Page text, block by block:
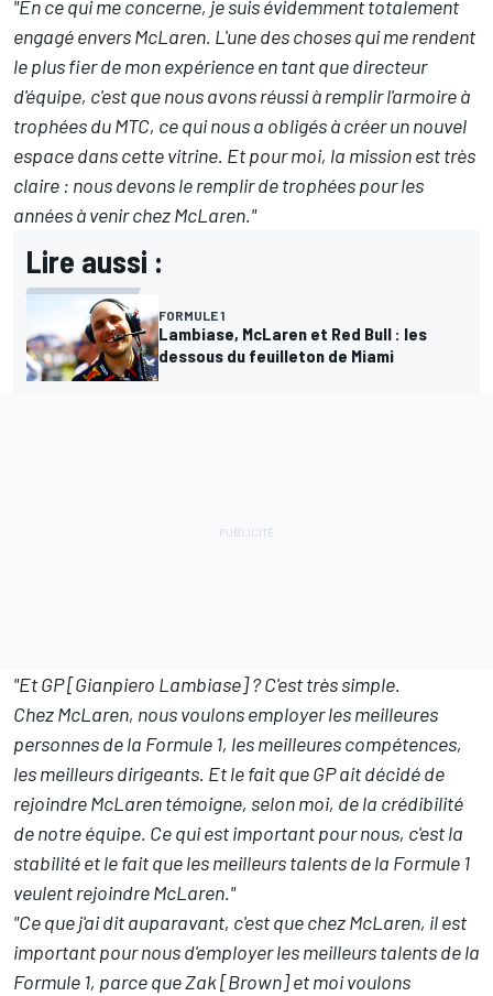
"En ce qui me concerne, je suis évidemment totalement
engagé envers McLaren. L'une des choses qui me rendent
le plus fier de mon expérience en tant que directeur
d'équipe, c'est que nous avons réussi à remplir l'armoire à
trophées du MTC, ce qui nous a obligés à créer un nouvel
espace dans cette vitrine. Et pour moi, la mission est très
claire : nous devons le remplir de trophées pour les
années à venir chez McLaren."
Lire aussi :
FORMULE 1
Lambiase, McLaren et Red Bull : les
dessous du feuilleton de Miami
"Et GP [Gianpiero Lambiase]? C'est très simple.
Chez McLaren, nous voulons employer les meilleures
personnes de la Formule 1, les meilleures compétences,
les meilleurs dirigeants. Et le fait que GP ait décidé de
rejoindre McLaren témoigne, selon moi, de la crédibilité
de notre équipe. Ce qui est important pour nous, c'est la
stabilité et le fait que les meilleurs talents de la Formule 1
veulent rejoindre McLaren."
"Ce que j'ai dit auparavant, c'est que chez McLaren, il est
important pour nous d'employer les meilleurs talents de la
Formule 1, parce que Zak [Brown] et moi voulons